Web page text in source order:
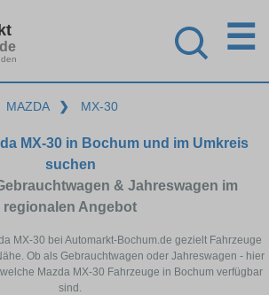
☰
MAZDA ❯ MX-30
MX-30 in Bochum und im Umkreis
suchen
& Jahreswagen im
regionalen Angebot
MX-30 bei Automarkt-Bochum.de gezielt Fahrzeuge
Ob als Gebrauchtwagen oder Jahreswagen - hier
Mazda MX-30 Fahrzeuge in Bochum verfügbar
sind.